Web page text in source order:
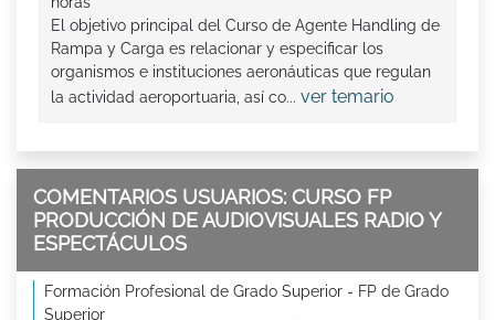
El objetivo principal del Curso de Agente Handling de
Rampa y Carga es relacionar y especificar los
organismos e instituciones aeronáuticas que regulan
la actividad aeroportuaria, así co... ver temario
COMENTARIOS USUARIOS: CURSO FP
PRODUCCIÓN DE AUDIOVISUALES RADIO Y
ESPECTÁCULOS
Formación Profesional de Grado Superior - FP de Grado
Superior